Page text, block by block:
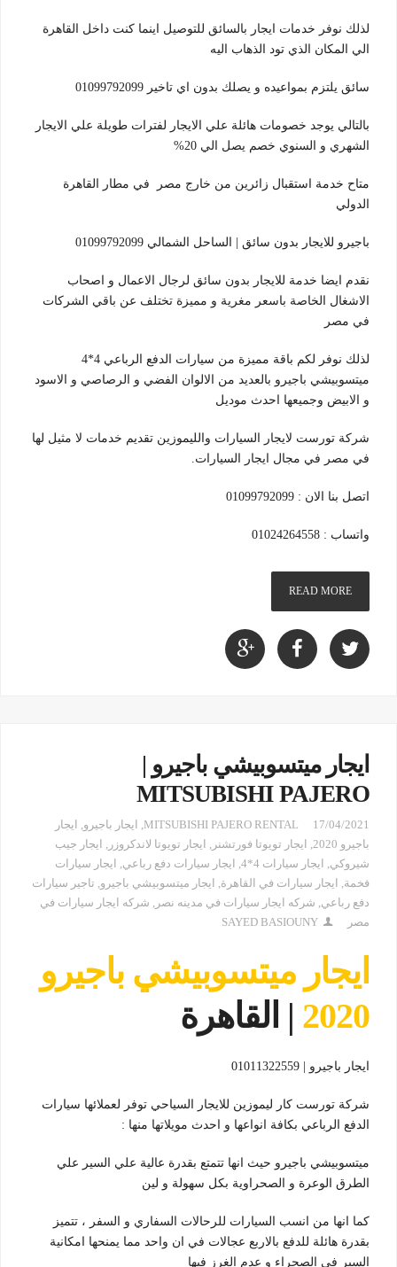
لذلك نوفر خدمات ايجار بالسائق للتوصيل اينما كنت داخل القاهرة
الي المكان الذي تود الذهاب اليه
سائق يلتزم بمواعيده و يصلك بدون اي تاخير 01099792099
بالتالي يوجد خصومات هائلة علي الايجار لفترات طويلة علي الايجار
الشهري و السنوي خصم يصل الي 20%
متاح خدمة استقبال زائرين من خارج مصر في مطار القاهرة
الدولي
باجيرو للايجار بدون سائق | الساحل الشمالي 01099792099
نقدم ايضا خدمة للايجار بدون سائق لرجال الاعمال و اصحاب
الاشغال الخاصة باسعر مغرية و مميزة تختلف عن باقي الشركات
في مصر
لذلك نوفر لكم باقة مميزة من سيارات الدفع الرباعي 4*4
ميتسوبيشي باجيرو بالعديد من الالوان الفضي و الرصاصي و الاسود
و الابيض وجميعها احدث موديل
شركة تورست لايجار السيارات والليموزين تقديم خدمات لا مثيل لها
في مصر في مجال ايجار السيارات.
اتصل بنا الان : 01099792099
واتساب : 01024264558
READ MORE
ايجار ميتسوبيشي باجيرو |
MITSUBISHI PAJERO
17/04/2021
MITSUBISHI PAJERO RENTAL
, ايجار باجيرو, ايجار
باجيرو 2020
, ايجار تويوتا فورتشنر , ايجار تويوتا لاندكروزر , ايجار جيب
شيروكي, ايجار سيارات 4*4 , ايجار سيارات دفع رباعي, ايجار سيارات
فخمة, ايجار سيارات في القاهرة, ايجار ميتسوبيشي باجيرو, تاجير سيارات
دفع رباعي, شركه ايجار سيارات في مدينه نصر , شركه ايجار سيارات في
مصر
SAYED BASIOUNY
ايجار ميتسوبيشي باجيرو
2020 | القاهرة
ايجار باجيرو | 01011322559
شركة تورست كار ليموزين للايجار السياحي توفر لعملائها سيارات
الدفع الرباعي بكافة انواعها و احدث مويلاتها منها :
ميتسوبيشي باجيرو حيث انها تتمتع بقدرة عالية علي السير علي
الطرق الوعرة و الصحراوية بكل سهولة و لين
كما انها من انسب السيارات للرحالات السفاري و السفر ، تتميز
بقدرة هائلة للدفع بالاربع عجالات في ان واحد مما يمنحها امكانية
السير في الصحراء و عدم الغرز فيها